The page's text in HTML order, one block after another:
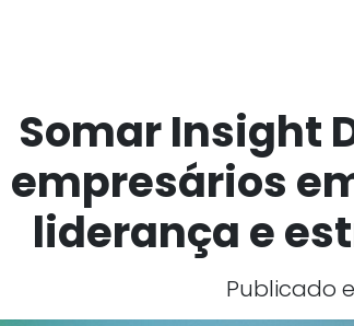
Somar Insight
empresários
liderança e
Publicado